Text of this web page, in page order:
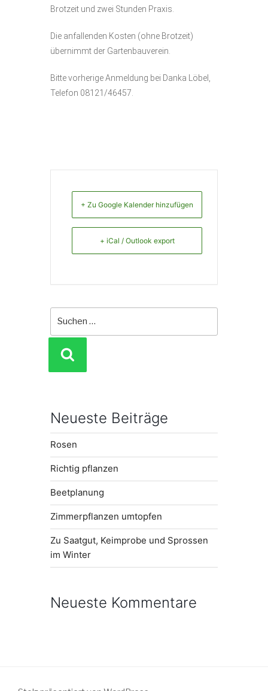
Brotzeit und zwei Stunden Praxis.
Die anfallenden Kosten (ohne Brotzeit)
übernimmt der Gartenbauverein.
Bitte vorherige Anmeldung bei Danka Löbel,
Telefon 08121/46457.
+ Zu Google Kalender hinzufügen
+ iCal / Outlook export
nach:
Neueste Beiträge
Rosen
Richtig pflanzen
Beetplanung
Zimmerpflanzen umtopfen
Zu Saatgut, Keimprobe und Sprossen
im Winter
Neueste Kommentare